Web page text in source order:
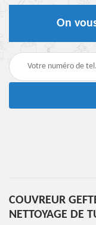
On
COUVREUR
NETTOYAGE DE